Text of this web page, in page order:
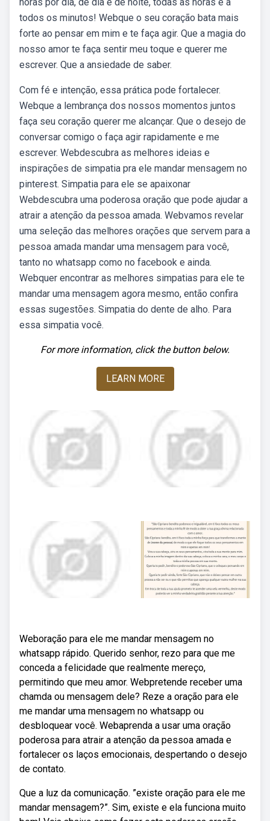
todos os minutos! Webque o seu coração bata mais
forte ao pensar em mim e te faça agir. Que a magia do
nosso amor te faça sentir meu toque e querer me
escrever. Que a ansiedade de saber.
Com fé e intenção, essa prática pode fortalecer.
Webque a lembrança dos nossos momentos juntos
faça seu coração querer me alcançar. Que o desejo de
conversar comigo o faça agir rapidamente e me
escrever. Webdescubra as melhores ideias e
inspirações de simpatia pra ele mandar mensagem no
pinterest. Simpatia para ele se apaixonar
Webdescubra uma poderosa oração que pode ajudar a
atrair a atenção da pessoa amada. Webvamos revelar
uma seleção das melhores orações que servem para a
pessoa amada mandar uma mensagem para você,
tanto no whatsapp como no facebook e ainda.
Webquer encontrar as melhores simpatias para ele te
mandar uma mensagem agora mesmo, então confira
essas sugestões. Simpatia do dente de alho. Para
essa simpatia você.
For more information, click the button below.
LEARN MORE
Weboração para ele me mandar mensagem no
whatsapp rápido. Querido senhor, rezo para que me
conceda a felicidade que realmente mereço,
permitindo que meu amor. Webpretende receber uma
chamda ou mensagem dele? Reze a oração para ele
me mandar uma mensagem no whatsapp ou
desbloquear você. Webaprenda a usar uma oração
poderosa para atrair a atenção da pessoa amada e
fortalecer os laços emocionais, despertando o desejo
de contato.
Que a luz da comunicação. ”existe oração para ele me
mandar mensagem?”. Sim, existe e ela funciona muito